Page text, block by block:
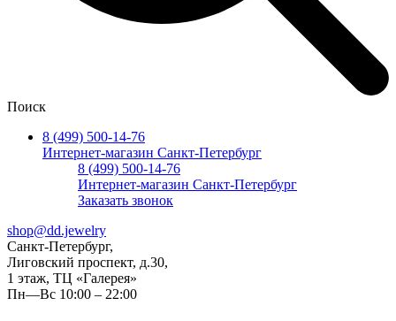
Поиск
8 (499) 500-14-76
Интернет-магазин Санкт-Петербург
8 (499) 500-14-76
Интернет-магазин Санкт-Петербург
Заказать звонок
shop@dd.jewelry
Санкт-Петербург,
Лиговский проспект, д.30,
1 этаж, ТЦ «Галерея»
Пн—Вс 10:00 – 22:00